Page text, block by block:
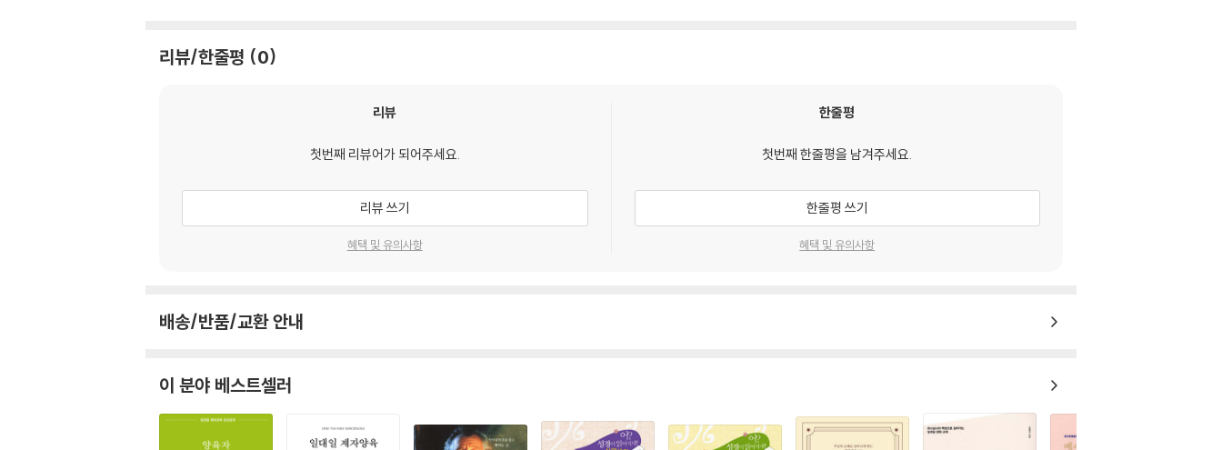
□ Day 27 (사 24-39장), (미 1-7장)
□ Day 32 (합 1-3장), 왕하 24:6-25:30, (렘 읽기: 아래 항목 참고)
□ Day 35 (겔 8-28장)
□ Day 39 대상 17:1-22:1, (시 90-104편), (시 106편)
□ Day 42 대하 1-20장
□ Day 44 대하 36:22-23 (라 1:1-3과 동일), 라 1-6장, (학1-2장), (슥 1-8장)
리뷰/한줄평 0
리뷰
첫번째 리뷰어가 되어주세요.
리뷰 쓰기
혜택 및 유의사항
한줄평
첫번째 한줄평을 남겨주세요.
한줄평 쓰기
혜택 및 유의사항
배송/반품/교환 안내
이 분야 베스트셀러